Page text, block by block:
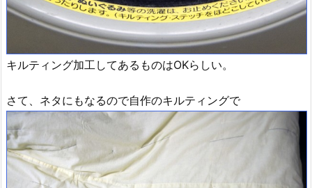
キルティング加工してあるものはOKらしい。
さて、ネタにもなるので自作のキルティングで